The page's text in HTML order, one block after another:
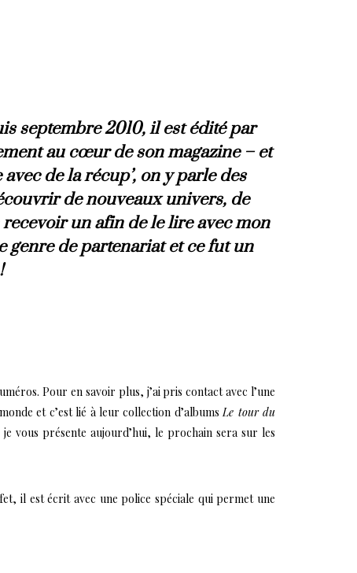
septembre 2010, il est édité par
au cœur de son magazine – et
de la récup’, on y parle des
de nouveaux univers, de
recevoir un afin de le lire avec mon
genre de partenariat et ce fut un
Pour en savoir plus, j’ai pris contact avec l’une
et c’est lié à leur collection d’albums Le tour du
vous présente aujourd’hui, le prochain sera sur les
il est écrit avec une police spéciale qui permet une